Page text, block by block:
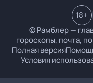
© Рамблер —
гороскопы, почта,
Полная версия
Условия
18+